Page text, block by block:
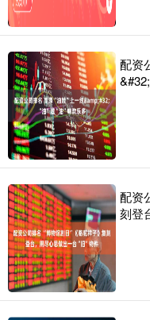
配资
配资
刻登